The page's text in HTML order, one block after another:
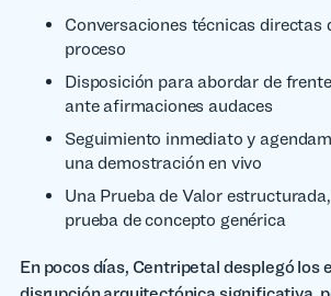
Conversaciones técnicas directas
proceso
Disposición para abordar de
ante afirmaciones audaces
Seguimiento inmediato y
una demostración en vivo
Una Prueba de Valor
prueba de concepto genérica
En pocos días, Centripetal desplegó los